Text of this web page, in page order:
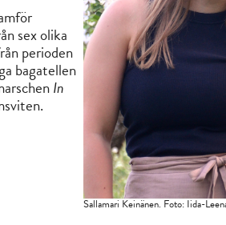
sex olika
perioden
bagatellen
In
Sallamari Keinänen. Foto: Iida-